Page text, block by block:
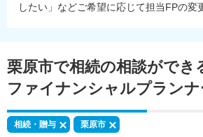
したい」などご希望に応じて担当FPの変
栗原市で相続の相談ができ
ファイナンシャルプランナ
相続・贈与 栗原市